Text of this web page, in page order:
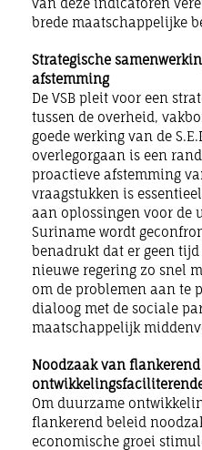
brede maatschappelijke
Strategische
afstemming
De VSB pleit voor een
tussen de overheid,
goede werking van de
overlegorgaan is een
proactieve afstemming
vraagstukken is
aan oplossingen voor de
Suriname wordt
benadrukt dat er geen
nieuwe regering zo snel
om de problemen aan te
dialoog met de sociale
maatschappelijk
Noodzaak van
Om duurzame
flankerend beleid
economische groei